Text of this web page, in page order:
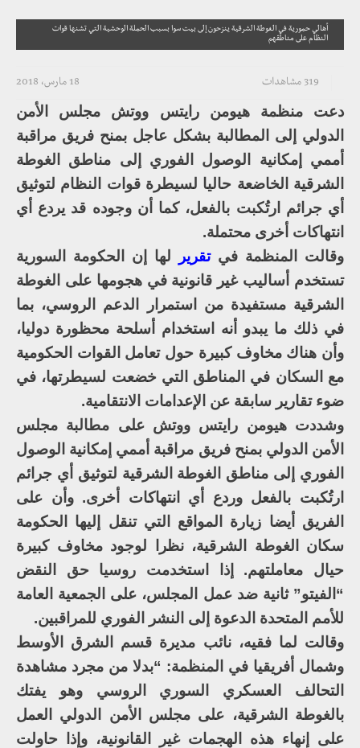
أهالي حمورية في الغوطة الشرقية ينزحون إلى بيت سوا بسبب الحملة الوحشية التي تشنها قوات
النظام على مناطقهم
18 مارس، 2018 319 مشاهدات
دعت منظمة هيومن رايتس ووتش مجلس الأمن
الدولي إلى المطالبة بشكل عاجل بمنح فريق مراقبة
أممي إمكانية الوصول الفوري إلى مناطق الغوطة
الشرقية الخاضعة حاليا لسيطرة قوات النظام لتوثيق
أي جرائم ارتُكبت بالفعل، كما أن وجوده قد يردع أي
انتهاكات أخرى محتملة.
وقالت المنظمة في تقرير
لها إن الحكومة السورية
تستخدم أساليب غير قانونية في هجومها على الغوطة
الشرقية مستفيدة من استمرار الدعم الروسي، بما
في ذلك ما يبدو أنه استخدام أسلحة محظورة دوليا،
وأن هناك مخاوف كبيرة حول تعامل القوات الحكومية
مع السكان في المناطق التي خضعت لسيطرتها، في
ضوء تقارير سابقة عن الإعدامات الانتقامية.
وشددت هيومن رايتس ووتش على مطالبة مجلس
الأمن الدولي بمنح فريق مراقبة أممي إمكانية الوصول
الفوري إلى مناطق الغوطة الشرقية لتوثيق أي جرائم
ارتُكبت بالفعل وردع أي انتهاكات أخرى. وأن على
الفريق أيضا زيارة المواقع التي تنقل إليها الحكومة
سكان الغوطة الشرقية، نظرا لوجود مخاوف كبيرة
حيال معاملتهم. إذا استخدمت روسيا حق النقض
“الفيتو” ثانية ضد عمل المجلس، على الجمعية العامة
للأمم المتحدة الدعوة إلى النشر الفوري للمراقبين.
وقالت لما فقيه، نائب مديرة قسم الشرق الأوسط
وشمال أفريقيا في المنظمة: “بدلا من مجرد مشاهدة
التحالف العسكري السوري الروسي وهو يفتك
بالغوطة الشرقية، على مجلس الأمن الدولي العمل
على إنهاء هذه الهجمات غير القانونية، وإذا حاولت